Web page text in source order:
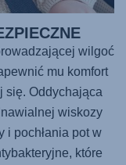
wilgoć
mu komfort
się. Oddychająca
wiskozy
i pochłania pot w
które